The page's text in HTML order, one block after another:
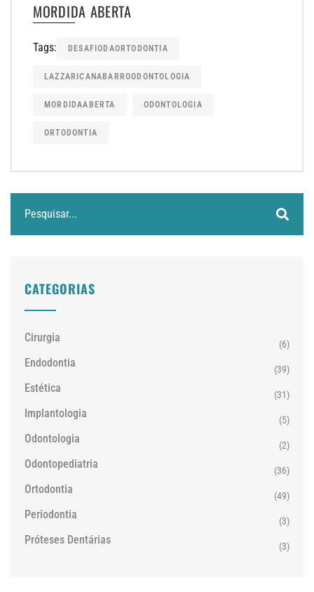
MORDIDA ABERTA
Tags: DESAFIODAORTODONTIA
LAZZARICANABARROODONTOLOGIA
MORDIDAABERTA ODONTOLOGIA
ORTODONTIA
CATEGORIAS
Cirurgia (6)
Endodontia (39)
Estética (31)
Implantologia (5)
Odontologia (2)
Odontopediatria (36)
Ortodontia (49)
Periodontia (3)
Próteses Dentárias (3)